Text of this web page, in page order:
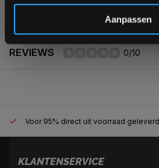
Aanpassen
355 customers give us a 4,7/5 at
REVIEWS 0/10
Voor 95% direct uit voorraad geleverd
KLANTENSERVICE
*Verzendkosten vallen